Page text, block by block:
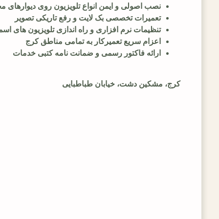
نصب اصولی و ایمن انواع تلویزیون روی دیوارهای
تعمیرات تخصصی بک لایت و رفع تاریکی تصویر
تنظیمات نرم افزاری و راه اندازی تلویزیون های
اعزام سریع تعمیرکار به تمامی مناطق کرج
ارائه فاکتور رسمی و ضمانت نامه کتبی خدمات
کرج، مشکین دشت، خیابان طباطبایی